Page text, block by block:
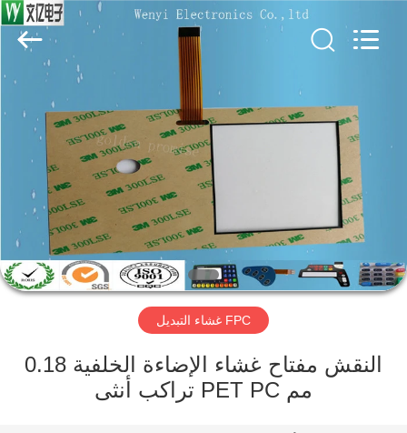
الرئيسية
منتجات
معلومات
عنا
في
Technology
FPC غشاء التبديل
النقش مفتاح غشاء الإضاءة الخلفية 0.18
مم PET PC تراكب أنثى